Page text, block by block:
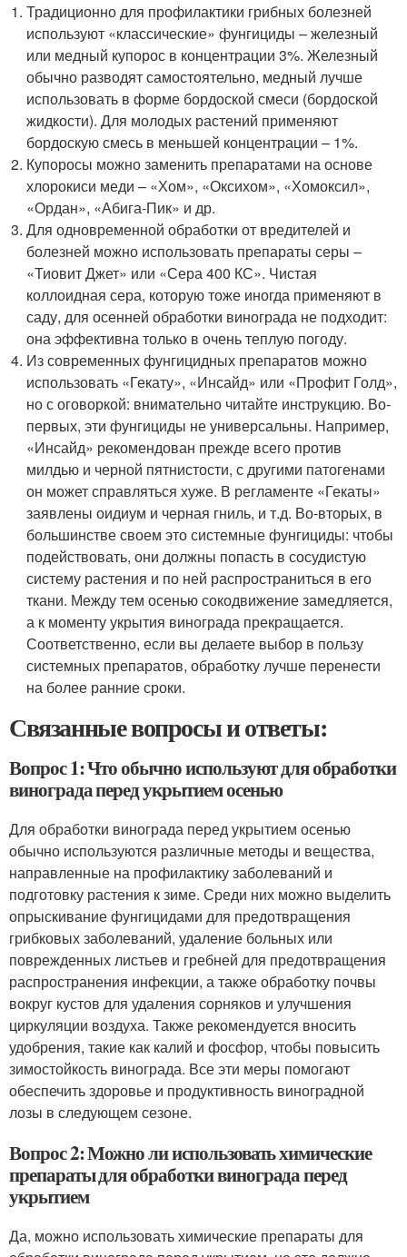
Традиционно для профилактики грибных болезней
используют «классические» фунгициды – железный
или медный купорос в концентрации 3%. Железный
обычно разводят самостоятельно, медный лучше
использовать в форме бордоской смеси (бордоской
жидкости). Для молодых растений применяют
бордоскую смесь в меньшей концентрации – 1%.
Купоросы можно заменить препаратами на основе
хлорокиси меди – «Хом», «Оксихом», «Хомоксил»,
«Ордан», «Абига-Пик» и др.
Для одновременной обработки от вредителей и
болезней можно использовать препараты серы –
«Тиовит Джет» или «Сера 400 КС». Чистая
коллоидная сера, которую тоже иногда применяют в
саду, для осенней обработки винограда не подходит:
она эффективна только в очень теплую погоду.
Из современных фунгицидных препаратов можно
использовать «Гекату», «Инсайд» или «Профит Голд»,
но с оговоркой: внимательно читайте инструкцию. Во-
первых, эти фунгициды не универсальны. Например,
«Инсайд» рекомендован прежде всего против
милдью и черной пятнистости, с другими патогенами
он может справляться хуже. В регламенте «Гекаты»
заявлены оидиум и черная гниль, и т.д. Во-вторых, в
большинстве своем это системные фунгициды: чтобы
подействовать, они должны попасть в сосудистую
систему растения и по ней распространиться в его
ткани. Между тем осенью сокодвижение замедляется,
а к моменту укрытия винограда прекращается.
Соответственно, если вы делаете выбор в пользу
системных препаратов, обработку лучше перенести
на более ранние сроки.
Связанные вопросы и ответы:
Вопрос 1: Что обычно используют для обработки
винограда перед укрытием осенью
Для обработки винограда перед укрытием осенью
обычно используются различные методы и вещества,
направленные на профилактику заболеваний и
подготовку растения к зиме. Среди них можно выделить
опрыскивание фунгицидами для предотвращения
грибковых заболеваний, удаление больных или
поврежденных листьев и гребней для предотвращения
распространения инфекции, а также обработку почвы
вокруг кустов для удаления сорняков и улучшения
циркуляции воздуха. Также рекомендуется вносить
удобрения, такие как калий и фосфор, чтобы повысить
зимостойкость винограда. Все эти меры помогают
обеспечить здоровье и продуктивность виноградной
лозы в следующем сезоне.
Вопрос 2: Можно ли использовать химические
препараты для обработки винограда перед
укрытием
Да, можно использовать химические препараты для